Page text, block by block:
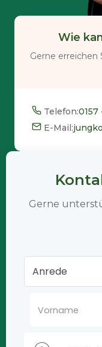
Wie
Gerne erreichen
Telefon:0157
E-Mail:
Gerne